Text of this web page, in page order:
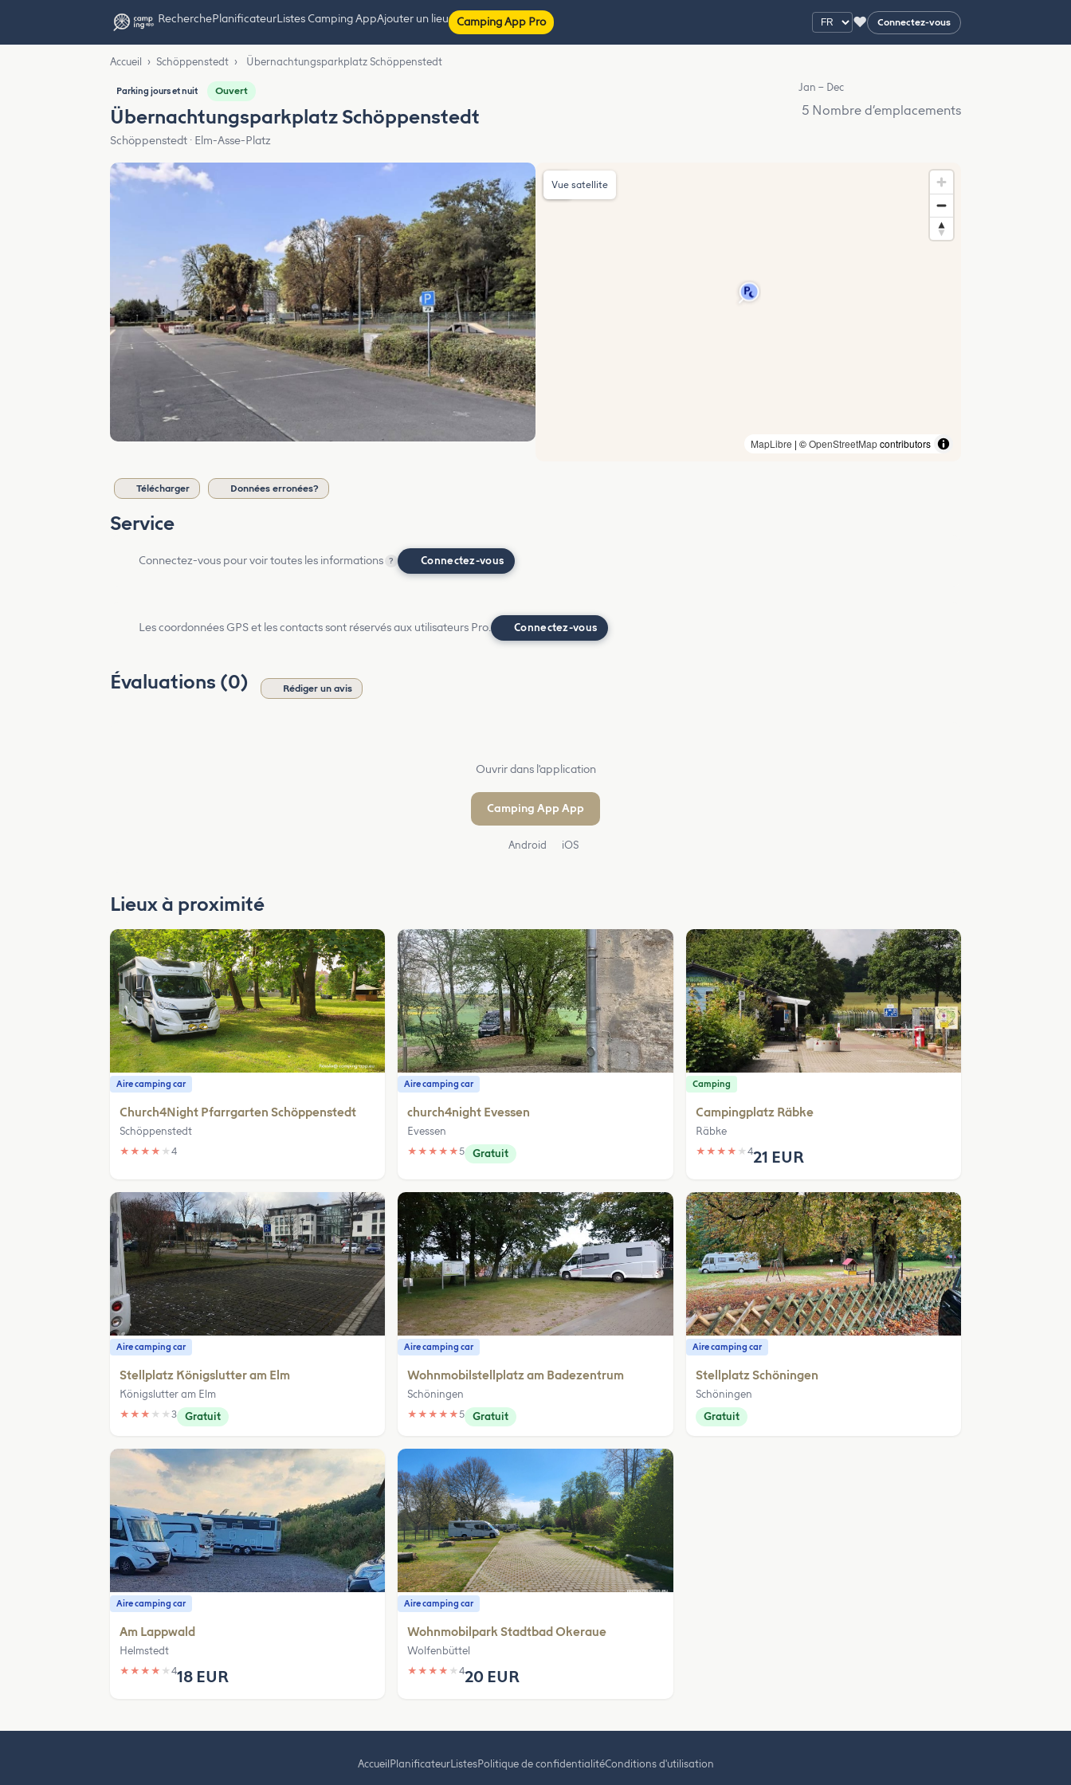
RecherchePlanificateurListes Camping AppAjouter un lieu Camping App Pro ♥ Connectez-vous
Accueil › Schöppenstedt › Übernachtungsparkplatz Schöppenstedt
Parking jours et nuit Ouvert
Übernachtungsparkplatz Schöppenstedt
Schöppenstedt · Elm-Asse-Platz
Jan – Dec
5 Nombre d’emplacements
MapLibre | ©OpenStreetMapcontributors
Vue satellite
Télécharger Données erronées?
Service
Connectez-vous pour voir toutes les informations ? Connectez-vous
Les coordonnées GPS et les contacts sont réservés aux utilisateurs Pro. Connectez-vous
Évaluations (0) Rédiger un avis
Ouvrir dans l'application
Camping App App
Android iOS
Lieux à proximité
Aire camping car
Church4Night Pfarrgarten Schöppenstedt
Schöppenstedt
★ ★ ★ ★ ★ 4
Aire camping car
church4night Evessen
Evessen
★ ★ ★ ★ ★5 Gratuit
Camping
Campingplatz Räbke
Räbke
★ ★ ★ ★ ★ 421 EUR
Aire camping car
Stellplatz Königslutter am Elm
Königslutter am Elm
★ ★ ★ ★ ★ 3 Gratuit
Aire camping car
Wohnmobilstellplatz am Badezentrum
Schöningen
★ ★ ★ ★ ★5 Gratuit
Aire camping car
Stellplatz Schöningen
Schöningen
Gratuit
Aire camping car
Am Lappwald
Helmstedt
★ ★ ★ ★ ★ 418 EUR
Aire camping car
Wohnmobilpark Stadtbad Okeraue
Wolfenbüttel
★ ★ ★ ★ ★420 EUR
Accueil PlanificateurListesPolitique de confidentialitéConditions d'utilisation